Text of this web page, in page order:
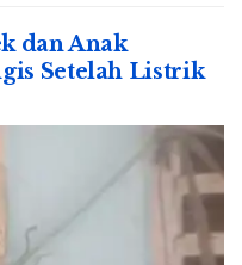
dan Anak
Setelah Listrik